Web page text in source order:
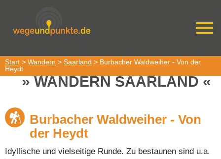
Start > Wandern > Saarland > Burbacher Waldweiher - Von der
Heydt
WANDERN SAARLAND
Burbacher Waldweiher - Von
der Heydt
Idyllische und vielseitige Runde. Zu bestaunen sind u.a.